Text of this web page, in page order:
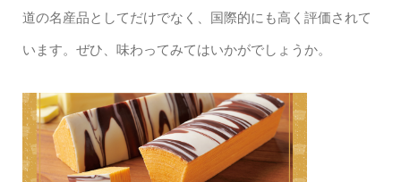
道の名産品としてだけでなく、国際的にも高く評価されて
います。ぜひ、味わってみてはいかがでしょうか。